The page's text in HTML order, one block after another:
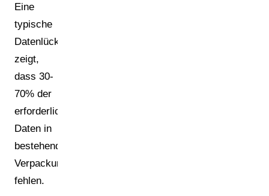
Eine
typische
Datenlückenanalyse
zeigt,
dass 30-
70% der
erforderlichen
Daten in
bestehenden
Verpackungsportfolios
fehlen.